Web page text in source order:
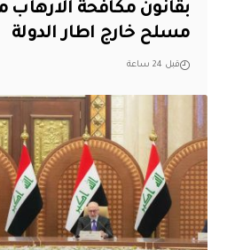
بقانون مكافحة
مسلح خارج اطار الدولة
قبل 24 ساعة